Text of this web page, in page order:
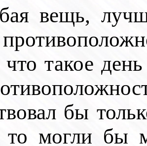
вещь,
что такое
бы
то могли бы